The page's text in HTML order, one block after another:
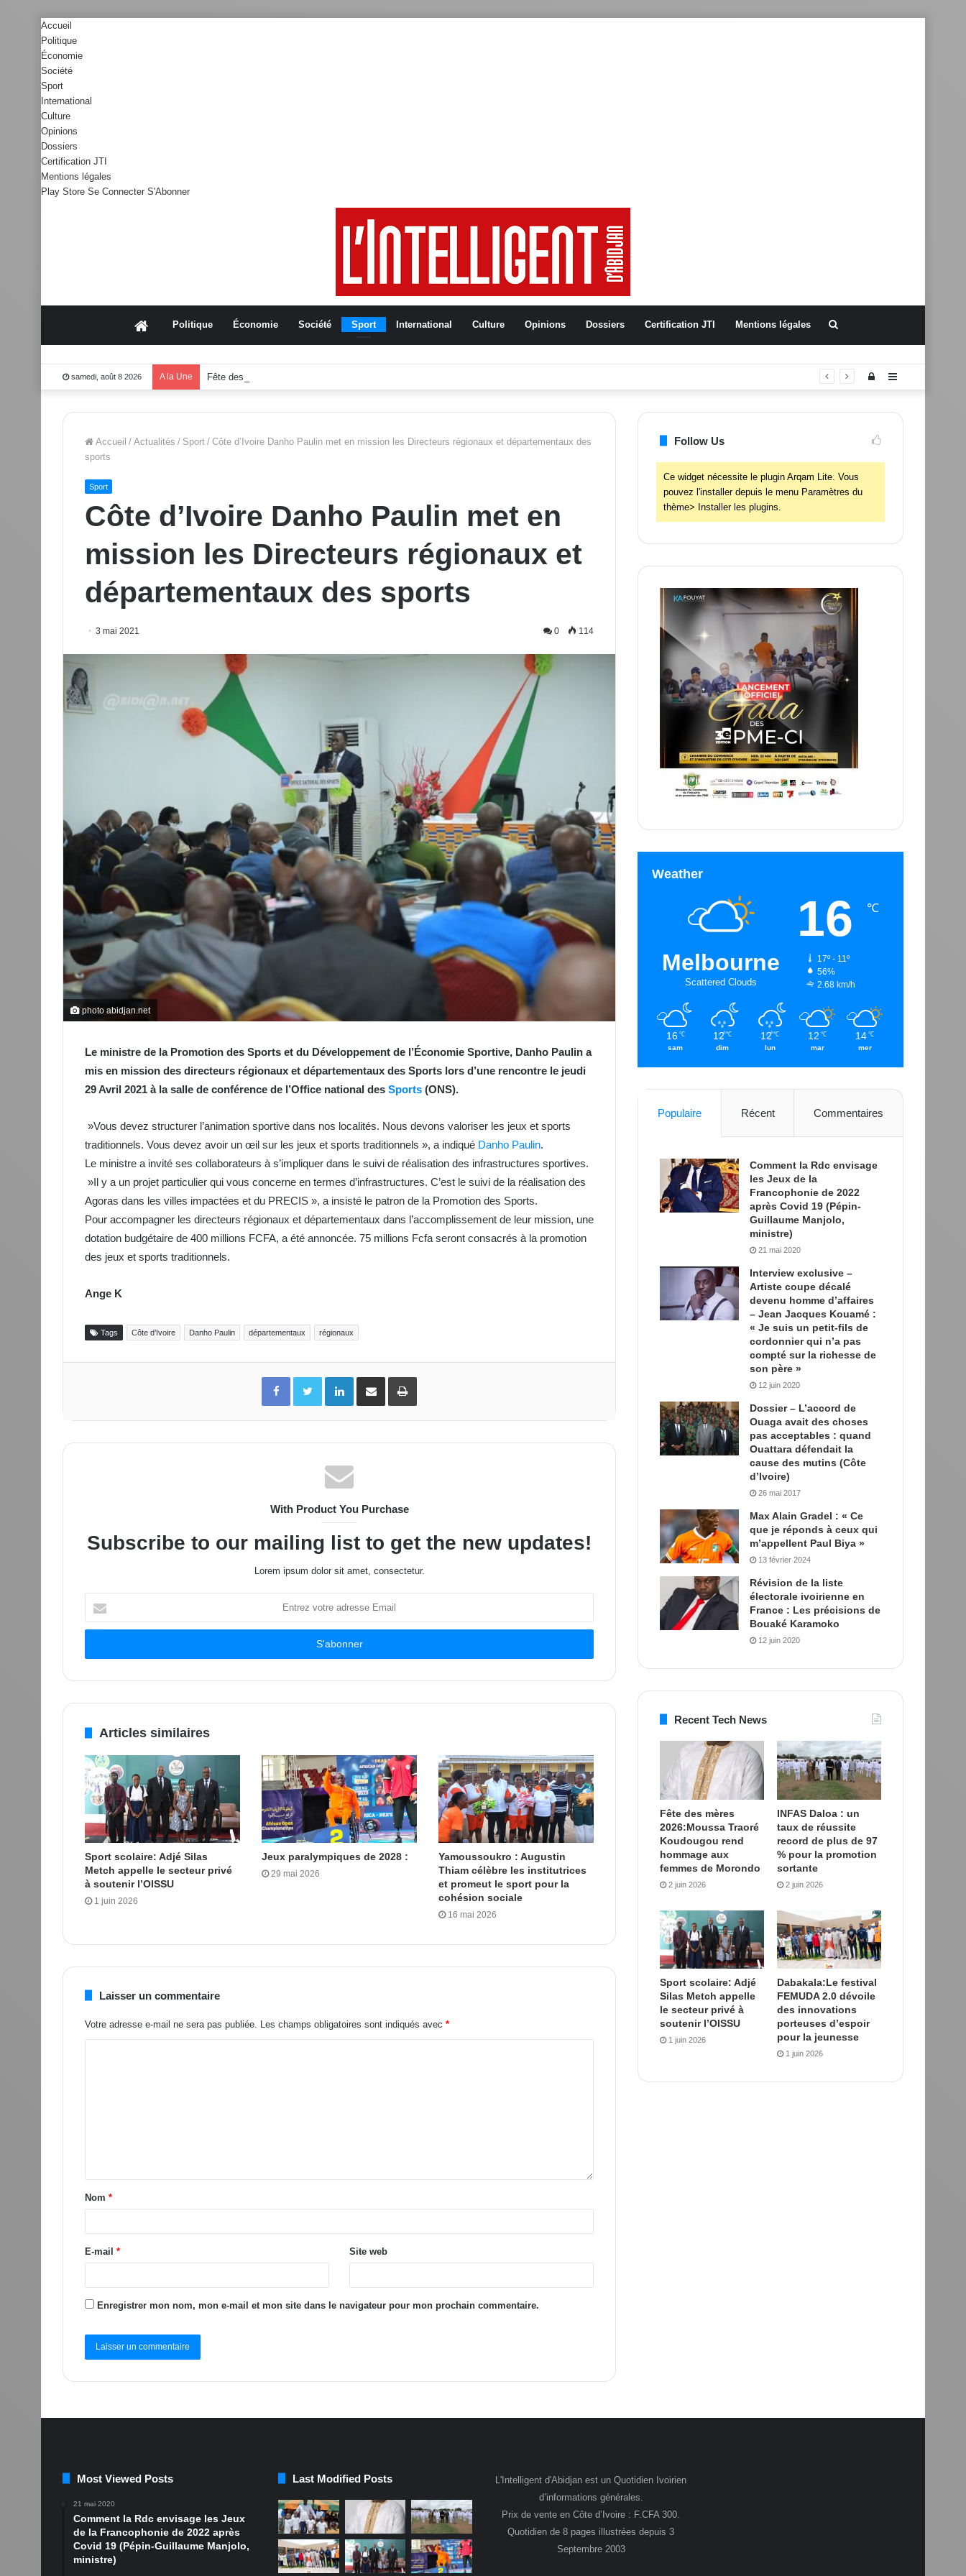
Accueil
Politique
Économie
Société
Sport
International
Culture
Opinions
Dossiers
Certification JTI
Mentions légales
Play Store Se Connecter S'Abonner
AccueilPolitique Économie Société Sport International Culture Opinions Dossiers Certification JTI Mentions légales
samedi, août 8 2026 A la Une Fête des mères 2026:Moussa Traoré Koudougou rend hommage aux femmes de Morondo Sidebar
Connexion
Accueil / Actualités / Sport / Côte d’Ivoire Danho Paulin met en mission les Directeurs régionaux et départementaux des
sports
Sport
Côte d’Ivoire Danho Paulin met en
mission les Directeurs régionaux et
départementaux des sports
3 mai 2021 0 114
photo abidjan.net
Le ministre de la Promotion des Sports et du Développement de l’Économie Sportive, Danho Paulin a
mis en mission des directeurs régionaux et départementaux des Sports lors d’une rencontre le jeudi
29 Avril 2021 à la salle de conférence de l’Office national des Sports (ONS).
»Vous devez structurer l’animation sportive dans nos localités. Nous devons valoriser les jeux et sports
traditionnels. Vous devez avoir un œil sur les jeux et sports traditionnels », a indiqué Danho Paulin.
Le ministre a invité ses collaborateurs à s’impliquer dans le suivi de réalisation des infrastructures sportives.
»Il y a un projet particulier qui vous concerne en termes d’infrastructures. C’est le suivi de la réalisation des
Agoras dans les villes impactées et du PRECIS », a insisté le patron de la Promotion des Sports.
Pour accompagner les directeurs régionaux et départementaux dans l’accomplissement de leur mission, une
dotation budgétaire de 400 millions FCFA, a été annoncée. 75 millions Fcfa seront consacrés à la promotion
des jeux et sports traditionnels.
Ange K
Tags Côte d’Ivoire Danho Paulin départementaux régionaux
FacebookTwitter LinkedinPartager par email Imprimer
With Product You Purchase
Subscribe to our mailing list to get the new updates!
Lorem ipsum dolor sit amet, consectetur.
votre
adresse
Articles similaires
Sport scolaire: Adjé Silas
Metch appelle le secteur privé
à soutenir l’OISSU
1 juin 2026
Jeux paralympiques de 2028 :
29 mai 2026
Yamoussoukro : Augustin
Thiam célèbre les institutrices
et promeut le sport pour la
cohésion sociale
16 mai 2026
Laisser un commentaire
Votre adresse e-mail ne sera pas publiée. Les champs obligatoires sont indiqués avec *
Nom *
E-mail * Site web
Enregistrer mon nom, mon e-mail et mon site dans le navigateur pour mon prochain commentaire.
Follow Us
Ce widget nécessite le plugin Arqam Lite. Vous
pouvez l'installer depuis le menu Paramètres du
thème> Installer les plugins.
Weather
Melbourne
Scattered Clouds
16 ℃
17º - 11º
56%
2.68 km/h
16 ℃
sam
12 ℃
dim
12 ℃
lun
12 ℃
mar
14 ℃
mer
Populaire Récent Commentaires
Comment la Rdc envisage
les Jeux de la
Francophonie de 2022
après Covid 19 (Pépin-
Guillaume Manjolo,
ministre)
21 mai 2020
Interview exclusive –
Artiste coupe décalé
devenu homme d’affaires
– Jean Jacques Kouamé :
« Je suis un petit-fils de
cordonnier qui n’a pas
compté sur la richesse de
son père »
12 juin 2020
Dossier – L’accord de
Ouaga avait des choses
pas acceptables : quand
Ouattara défendait la
cause des mutins (Côte
d’Ivoire)
26 mai 2017
Max Alain Gradel : « Ce
que je réponds à ceux qui
m’appellent Paul Biya »
13 février 2024
Révision de la liste
électorale ivoirienne en
France : Les précisions de
Bouaké Karamoko
12 juin 2020
Recent Tech News
Fête des mères
2026:Moussa Traoré
Koudougou rend
hommage aux
femmes de Morondo
2 juin 2026
INFAS Daloa : un
taux de réussite
record de plus de 97
% pour la promotion
sortante
2 juin 2026
Sport scolaire: Adjé
Silas Metch appelle
le secteur privé à
soutenir l’OISSU
1 juin 2026
Dabakala:Le festival
FEMUDA 2.0 dévoile
des innovations
porteuses d’espoir
pour la jeunesse
1 juin 2026
Most Viewed Posts
21 mai 2020
Comment la Rdc envisage les Jeux
de la Francophonie de 2022 après
Covid 19 (Pépin-Guillaume Manjolo,
ministre)
Last Modified Posts
L'Intelligent d'Abidjan est un Quotidien Ivoirien
d’informations générales.
Prix de vente en Côte d’Ivoire : F.CFA 300.
Quotidien de 8 pages illustrées depuis 3
Septembre 2003